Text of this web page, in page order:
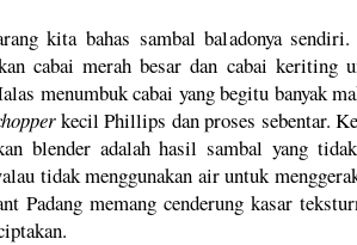
kita bahas sambal baladonya sendiri.
cabai merah besar dan cabai keriting
menumbuk cabai yang begitu banyak
kecil Phillips dan proses sebentar.
blender adalah hasilsambal yang
lau tidak menggunakan airuntuk
Padang memang cenderung kasar te